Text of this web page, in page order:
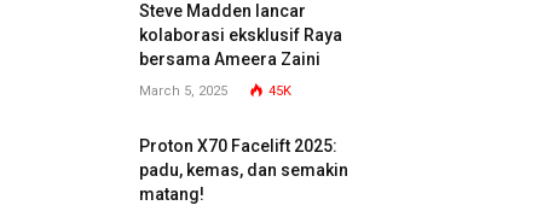
Steve Madden lancar
kolaborasi eksklusif Raya
bersama Ameera Zaini
March 5, 2025 45K
Proton X70 Facelift 2025:
padu, kemas, dan semakin
matang!